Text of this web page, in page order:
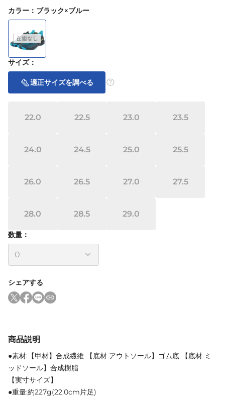
カラー ： ブラック×ブルー
サイズ：
適正サイズを調べる
22.0 22.5 23.0 23.5
24.0 24.5 25.0 25.5
26.0 26.5 27.0 27.5
28.0 28.5 29.0
数量：
シェアする
商品説明
●素材:【甲材】合成繊維 【底材 アウトソール】ゴム底 【底材 ミ
ッドソール】合成樹脂
【実寸サイズ】
●重量:約227g(22.0cm片足)